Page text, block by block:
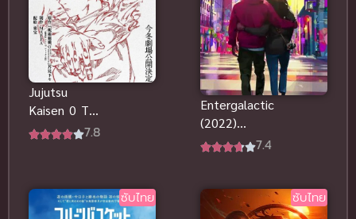
Jujutsu
Kaisen 0 The
Movie (2022)
7.8
Entergalactic
(2022)
อินเตอร์กาแล
ไลน์
7.4
ซับไทย ซับไทย